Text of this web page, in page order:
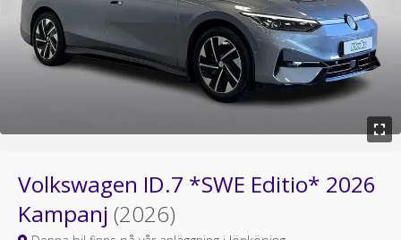
Volkswagen ID.7 *SWE Editio* 2026
Kampanj (2026)